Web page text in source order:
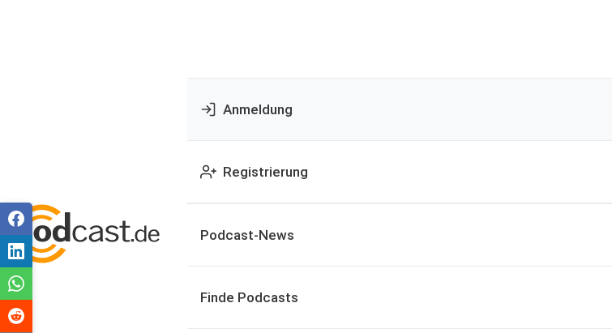
Anmeldung
Registrierung
Podcast-News
Finde Podcasts